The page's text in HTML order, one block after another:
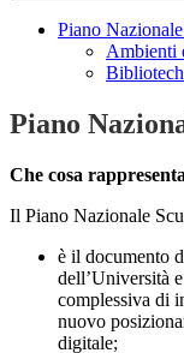
Piano
Ambienti
Piano
Che cosa
Il Piano Nazionale
è il documento
dell’Università
complessiva di
nuovo
digitale;